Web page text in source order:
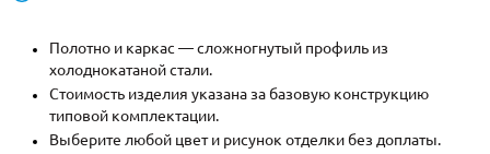
+7 (495) 411-44-41
INFO@META-M.RU
ЗАПРОСИТЬ РАСЧЕТ
Полотно и каркас — сложногнутый профиль из
холоднокатаной стали.
Стоимость изделия указана за базовую конструкцию
типовой комплектации.
Выберите любой цвет и рисунок отделки без доплаты.